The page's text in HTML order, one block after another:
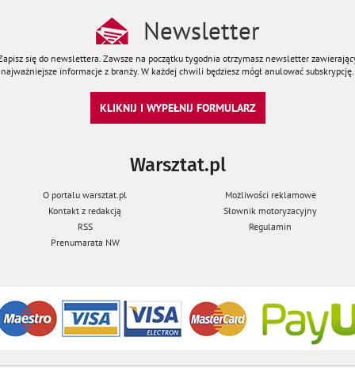
Newsletter
się do newslettera. Zawsze na początku tygodnia otrzymasz newsletter
najważniejsze informacje z branży. W każdej chwili będziesz mógł anulować subskrypcję.
KLIKNIJ I WYPEŁNIJ FORMULARZ
Warsztat.pl
O portalu warsztat.pl
Możliwości reklamowe
Kontakt z redakcją
Słownik motoryzacyjny
RSS
Regulamin
Prenumarata NW